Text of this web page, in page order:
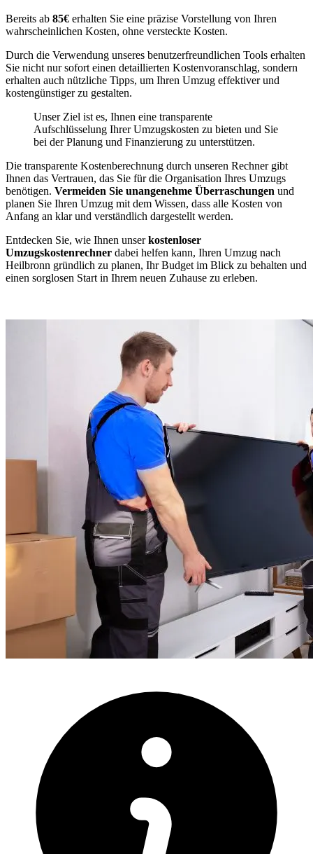
Bereits ab 85€ erhalten Sie eine präzise Vorstellung von Ihren
wahrscheinlichen Kosten, ohne versteckte Kosten.
Durch die Verwendung unseres benutzerfreundlichen Tools erhalten
Sie nicht nur sofort einen detaillierten Kostenvoranschlag, sondern
erhalten auch nützliche Tipps, um Ihren Umzug effektiver und
kostengünstiger zu gestalten.
Unser Ziel ist es, Ihnen eine transparente
Aufschlüsselung Ihrer Umzugskosten zu bieten und Sie
bei der Planung und Finanzierung zu unterstützen.
Die transparente Kostenberechnung durch unseren Rechner gibt
Ihnen das Vertrauen, das Sie für die Organisation Ihres Umzugs
benötigen. Vermeiden Sie unangenehme Überraschungen und
planen Sie Ihren Umzug mit dem Wissen, dass alle Kosten von
Anfang an klar und verständlich dargestellt werden.
Entdecken Sie, wie Ihnen unserkostenloser
Umzugskostenrechner dabei helfen kann, Ihren Umzug nach
Heilbronn gründlich zu planen, Ihr Budget im Blick zu behalten und
einen sorglosen Start in Ihrem neuen Zuhause zu erleben.